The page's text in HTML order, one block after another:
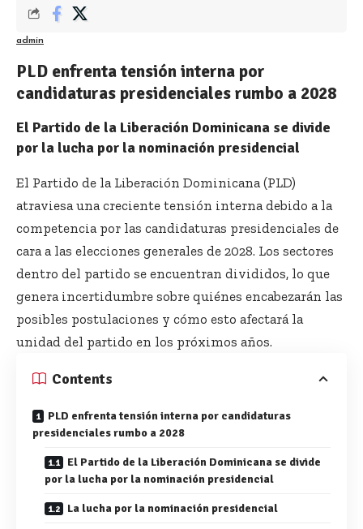
admin
PLD enfrenta tensión interna por
candidaturas presidenciales rumbo a 2028
El Partido de la Liberación Dominicana se divide
por la lucha por la nominación presidencial
El Partido de la Liberación Dominicana (PLD)
atraviesa una creciente tensión interna debido a la
competencia por las candidaturas presidenciales de
cara a las elecciones generales de 2028. Los sectores
dentro del partido se encuentran divididos, lo que
genera incertidumbre sobre quiénes encabezarán las
posibles postulaciones y cómo esto afectará la
unidad del partido en los próximos años.
Contents
PLD enfrenta tensión interna por candidaturas
presidenciales rumbo a 2028
El Partido de la Liberación Dominicana se divide
por la lucha por la nominación presidencial
La lucha por la nominación presidencial